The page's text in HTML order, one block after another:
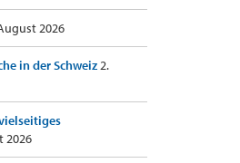
2026
in der Schweiz2.
2026